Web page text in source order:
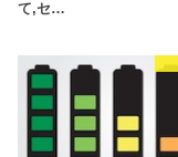
て,セ…